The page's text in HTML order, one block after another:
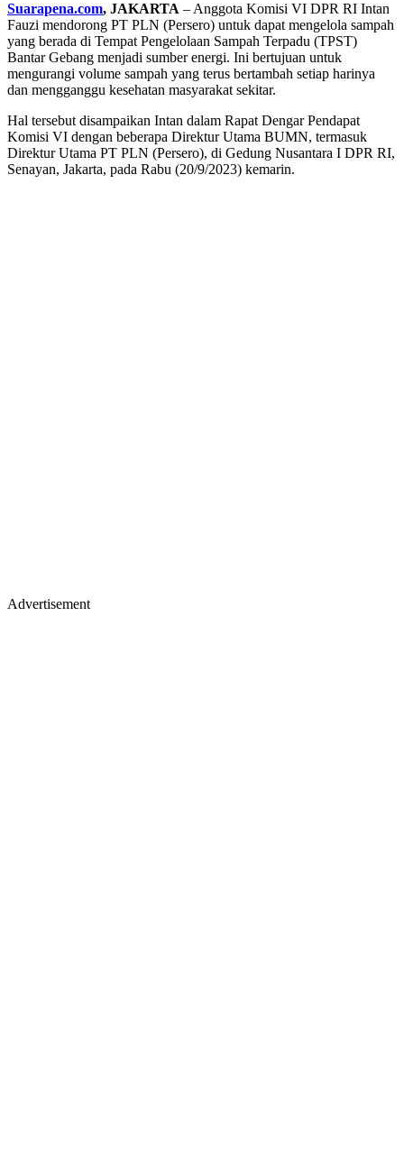
Suarapena.com, JAKARTA – Anggota Komisi VI DPR RI Intan
Fauzi mendorong PT PLN (Persero) untuk dapat mengelola sampah
yang berada di Tempat Pengelolaan Sampah Terpadu (TPST)
Bantar Gebang menjadi sumber energi. Ini bertujuan untuk
mengurangi volume sampah yang terus bertambah setiap harinya
dan mengganggu kesehatan masyarakat sekitar.
Hal tersebut disampaikan Intan dalam Rapat Dengar Pendapat
Komisi VI dengan beberapa Direktur Utama BUMN, termasuk
Direktur Utama PT PLN (Persero), di Gedung Nusantara I DPR RI,
Senayan, Jakarta, pada Rabu (20/9/2023) kemarin.
Advertisement